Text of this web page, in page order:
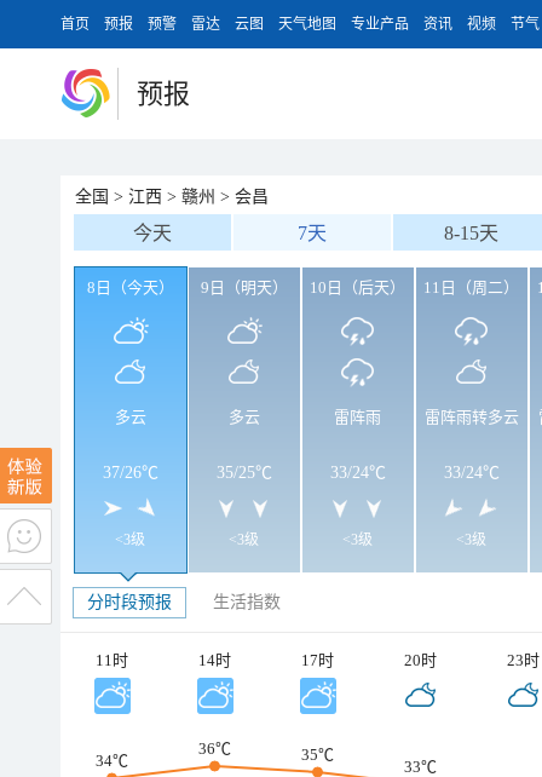
首页 预报 预警 雷达 云图 天气地图 专业产品 资讯 视频 节气
预报
全国 > 江西 > 赣州 > 会昌
今天 7天 8-15天
8日（今天）
多云
37/26℃
<3级
9日（明天）
多云
35/25℃
<3级
10日（后天）
雷阵雨
33/24℃
<3级
11日（周二）
雷阵雨转多云
33/24℃
<3级
分时段预报 生活指数
11时 14时 17时 20时 23时
34℃
36℃ 35℃
33℃